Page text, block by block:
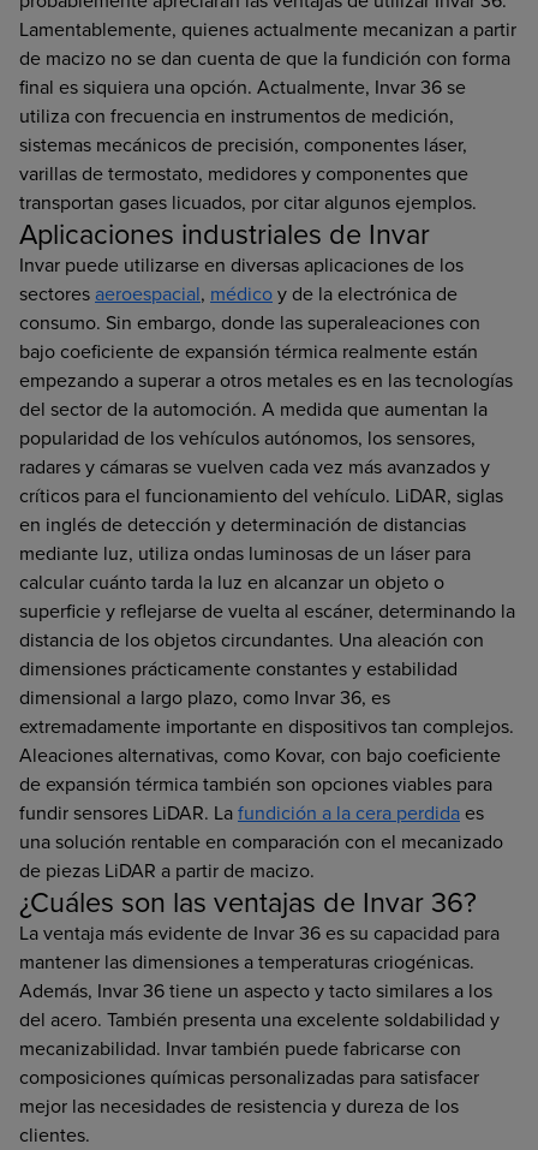
Lamentablemente, quienes actualmente mecanizan a partir
de macizo no se dan cuenta de que la fundición con forma
final es siquiera una opción. Actualmente, Invar 36 se
utiliza con frecuencia en instrumentos de medición,
sistemas mecánicos de precisión, componentes láser,
varillas de termostato, medidores y componentes que
transportan gases licuados, por citar algunos ejemplos.
Aplicaciones industriales de Invar
Invar puede utilizarse en diversas aplicaciones de los
sectores aeroespacial, médicoy de la electrónica de
consumo. Sin embargo, donde las superaleaciones con
bajo coeficiente de expansión térmica realmente están
empezando a superar a otros metales es en las tecnologías
del sector de la automoción. A medida que aumentan la
popularidad de los vehículos autónomos, los sensores,
radares y cámaras se vuelven cada vez más avanzados y
críticos para el funcionamiento del vehículo. LiDAR, siglas
en inglés de detección y determinación de distancias
mediante luz, utiliza ondas luminosas de un láser para
calcular cuánto tarda la luz en alcanzar un objeto o
superficie y reflejarse de vuelta al escáner, determinando la
distancia de los objetos circundantes. Una aleación con
dimensiones prácticamente constantes y estabilidad
dimensional a largo plazo, como Invar 36, es
extremadamente importante en dispositivos tan complejos.
Aleaciones alternativas, como Kovar, con bajo coeficiente
de expansión térmica también son opciones viables para
fundir sensores LiDAR. Lafundición a la cera perdidaes
una solución rentable en comparación con el mecanizado
de piezas LiDAR a partir de macizo.
¿Cuáles son las ventajas de Invar 36?
La ventaja más evidente de Invar 36 es su capacidad para
mantener las dimensiones a temperaturas criogénicas.
Además, Invar 36 tiene un aspecto y tacto similares a los
del acero. También presenta una excelente soldabilidad y
mecanizabilidad. Invar también puede fabricarse con
composiciones químicas personalizadas para satisfacer
mejor las necesidades de resistencia y dureza de los
clientes.